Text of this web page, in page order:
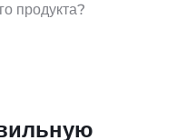
продукта?